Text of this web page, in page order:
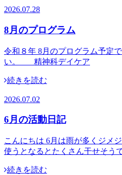
2026.07.28
8月のプログラム
令和８年 8月のプログラム予定
い。 精神科デイケア
続きを読む
2026.07.02
6月の活動日記
こんにちは 6月は雨が多くジメ
使うとなるとたくさん干せそう
続きを読む